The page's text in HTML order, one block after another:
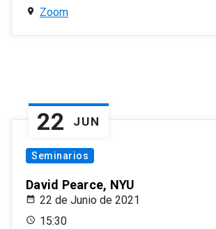
Zoom
22 JUN
Seminarios
David Pearce, NYU
22 de Junio de 2021
15:30